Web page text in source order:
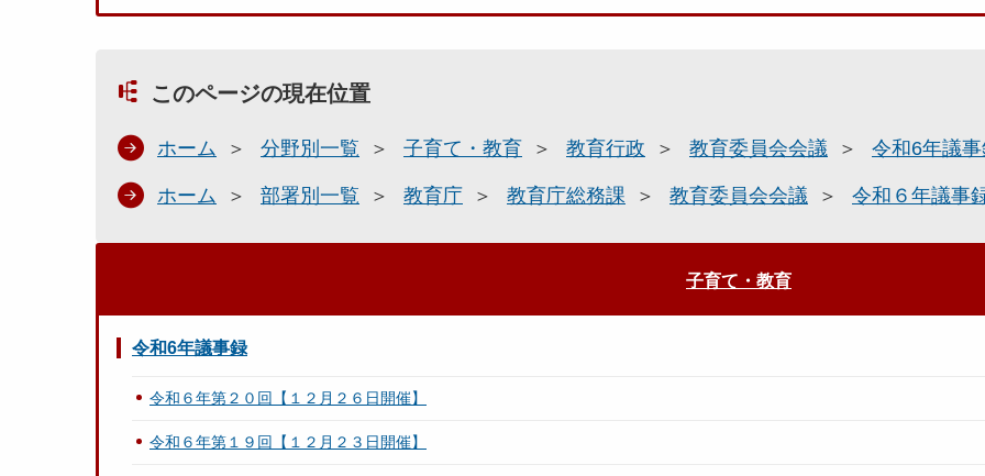
このページの現在位置
ホーム 分野別一覧 子育て・教育 教育行政 教育委員会会議 令和6年議
ホーム 部署別一覧 教育庁 教育庁総務課 教育委員会会議 令和６年議事
子育て・教育
令和6年議事録
令和６年第２０回【１２月２６日開催】
令和６年第１９回【１２月２３日開催】